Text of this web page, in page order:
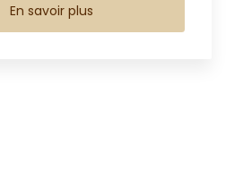
En savoir plus